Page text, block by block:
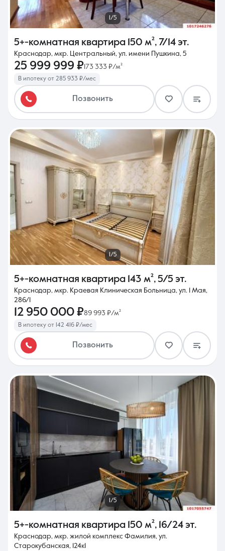
1/5
5+-комнатная квартира 150 м², 7/14 эт.
Краснодар, мкр. Центральный, ул. имени Пушкина, 5
25 999 999 ₽ 173 333 ₽/м²
В ипотеку от 285 933 ₽/мес
Позвонить
1/5
5+-комнатная квартира 143 м², 5/5 эт.
Краснодар, мкр. Краевая Клиническая Больница, ул. 1 Мая,
286/1
12 950 000 ₽89 993 ₽/м²
В ипотеку от 142 416 ₽/мес
Позвонить
1/5
5+-комнатная квартира 150 м², 16/24 эт.
Краснодар, мкр. жилой комплекс Фамилия, ул.
Старокубанская, 124к1